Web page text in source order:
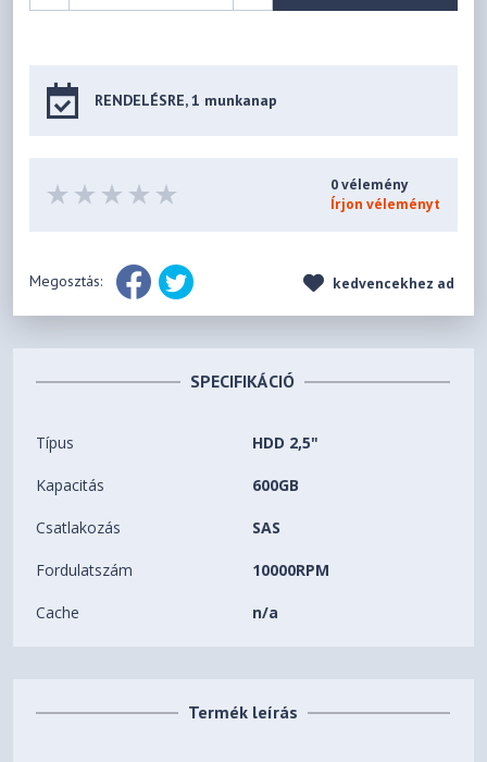
RENDELÉSRE, 1 munkanap
0 vélemény
Írjon véleményt
Megosztás: kedvencekhez ad
SPECIFIKÁCIÓ
Típus HDD 2,5"
Kapacitás 600GB
Csatlakozás SAS
Fordulatszám 10000RPM
Cache n/a
Termék leírás